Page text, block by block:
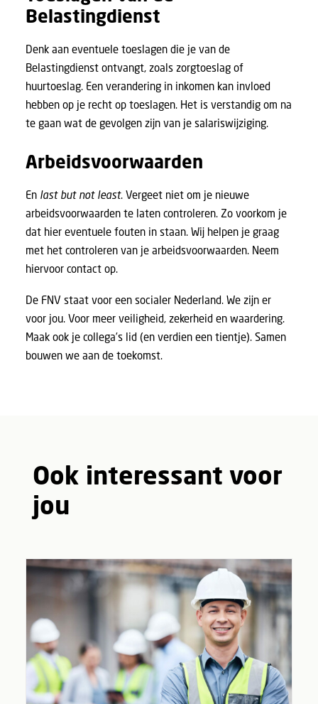
Belastingdienst
Denk aan eventuele toeslagen die je van de
Belastingdienst ontvangt, zoals zorgtoeslag of
huurtoeslag. Een verandering in inkomen kan invloed
hebben op je recht op toeslagen. Het is verstandig om na
te gaan wat de gevolgen zijn van je salariswijziging.
Arbeidsvoorwaarden
En last but not least. Vergeet niet om je nieuwe
arbeidsvoorwaarden te laten controleren. Zo voorkom je
dat hier eventuele fouten in staan. Wij helpen je graag
met het controleren van je arbeidsvoorwaarden. Neem
hiervoor contact op.
De FNV staat voor een socialer Nederland. We zijn er
voor jou. Voor meer veiligheid, zekerheid en waardering.
Maak ook je collega’s lid (en verdien een tientje). Samen
bouwen we aan de toekomst.
Ook interessant voor
jou